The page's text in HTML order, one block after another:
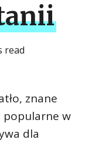
read
znane
popularne w
dla